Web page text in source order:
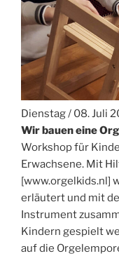
Dienstag / 08. Juli
Wir bauen eine
Workshop für
Erwachsene. Mit
[www.orgelkids.nl]
erläutert und mit
Instrument
Kindern gespielt
auf die